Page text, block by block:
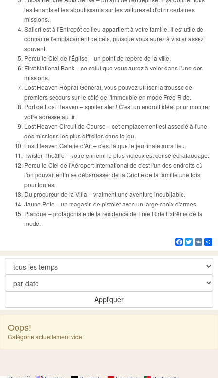
les tenants et les aboutissants sur les voitures et d'offrir certaines
missions.
Salieri est à l'Entrepôt ce lieu appartient à votre famille. Il est utile de
connaître l'emplacement de cela, puisque vous aurez à visiter assez
souvent.
Perdu le Ciel de l'Église – un point de repère de la ville.
First National Bank – ce celui que vous aurez à voler dans l'une des
missions.
Lost Heaven Hôpital Général, vous pouvez utiliser la trousse de
premiers secours sur le côté de l'immeuble en mode Free Ride.
Port de Lost Heaven – spoiler alert! C'est un endroit idéal pour montrer
votre adresse au tir.
Lost Heaven Circuit de Course – cet emplacement est associé à l'une
des missions les plus difficiles dans le jeu.
Lost Heaven Galerie d'Art – c'est là que le jeu finale aura lieu.
Twister Théâtre – votre ennemi le plus vicieux est censé échafaudage.
Perdu le Ciel de l'Aéroport International de c'est l'un des endroits où
l'on pouvait enfin se débarrasser de la Griotte de la famille une fois
pour toutes.
Du procureur de la Villa – vraiment une aventure inoubliable.
Jaune Pete – un magasin de pistolet avec un large choix d'armes.
Planque – protagoniste de la résidence de Free Ride Extrême de la
mode.
Facebook
Twitter
VK
Appliquer
Oops!
Catégorie actuellement vide.